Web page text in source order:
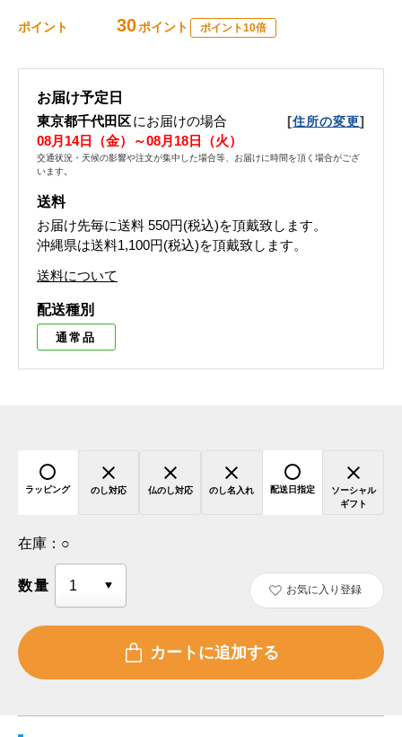
ポイント 30ポイント ポイント10倍
お届け予定日
東京都千代田区にお届けの場合 [住所の変更]
08月14日（金）～08月18日（火）
交通状況・天候の影響や注文が集中した場合等、お届けに時間を頂く場合がござ
います。
送料
お届け先毎に送料 550円(税込)を頂戴致します。
沖縄県は送料1,100円(税込)を頂戴致します。
送料について
配送種別
通常品
ラッピング のし対応 仏のし対応 のし名入れ 配送日指定
ソーシャル
ギフト
在庫： ○
数量 お気に入り登録